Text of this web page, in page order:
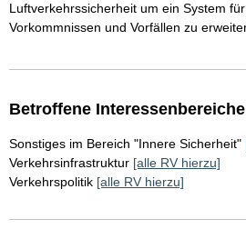
Luftverkehrssicherheit um ein System
Vorkommnissen und Vorfällen zu
Betroffene
Sonstiges im Bereich "Innere Sicherheit"
Verkehrsinfrastruktur [alle RV hierzu]
Verkehrspolitik [alle RV hierzu]